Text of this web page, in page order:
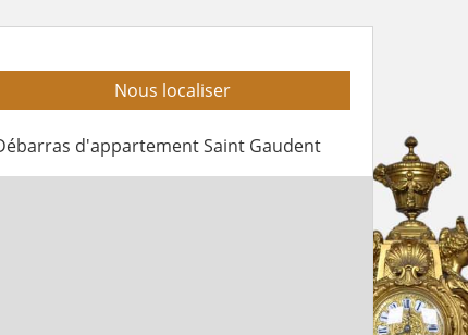
Nous localiser
d'appartement Saint Gaudent